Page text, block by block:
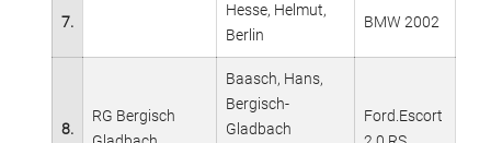
7.
Hesse, Helmut,
Berlin
BMW 2002
8.
RG Bergisch
Baasch, Hans,
Bergisch-
Gladbach
Ford.Escort